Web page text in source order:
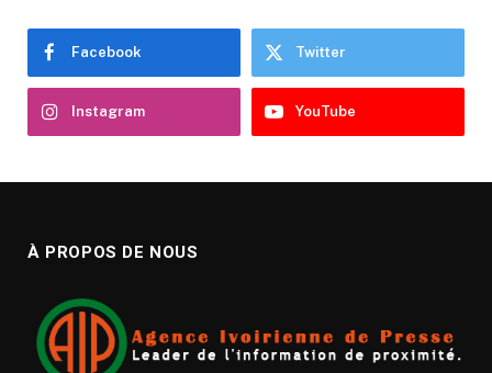
Facebook Twitter
Instagram YouTube
À PROPOS DE NOUS